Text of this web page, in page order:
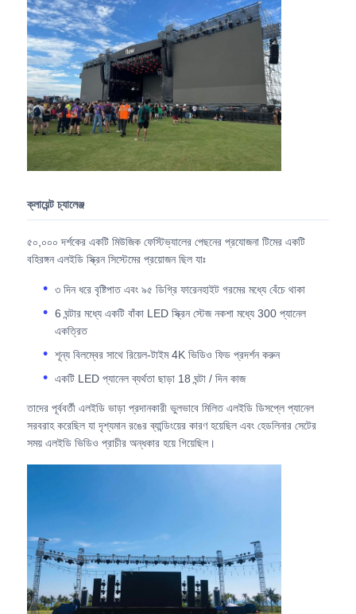
কারখানা পরিদর্শন
মান নিয়ন্ত্রণ
আমাদের সাথে যোগাযোগ করুন
খবর
মামলা
একটি উদ্ধৃতি অনুরোধ করুন
LED ভিডিও ওয়াল ডিসপ্লে
এলইডি ডিসপ্লে স্ক্রিন
কনসার্টের নেতৃত্বাধীন স্ক্রিন
সিওবি এলইডি ভিডিও প্রাচীর
স্বচ্ছ এলইডি প্রদর্শন
ক্লায়েন্ট চ্যালেঞ্জ
৫০,০০০ দর্শকের একটি মিউজিক ফেস্টিভ্যালের পেছনের প্রযোজনা টিমের একটি
বহিরঙ্গন এলইডি স্ক্রিন সিস্টেমের প্রয়োজন ছিল যাঃ
৩ দিন ধরে বৃষ্টিপাত এবং ৯৫ ডিগ্রি ফারেনহাইট গরমের মধ্যে বেঁচে থাকা
6 ঘন্টার মধ্যে একটি বাঁকা LED স্ক্রিন স্টেজ নকশা মধ্যে 300 প্যানেল
একত্রিত
শূন্য বিলম্বের সাথে রিয়েল-টাইম 4K ভিডিও ফিড প্রদর্শন করুন
একটি LED প্যানেল ব্যর্থতা ছাড়া 18 ঘন্টা / দিন কাজ
তাদের পূর্ববর্তী এলইডি ভাড়া প্রদানকারী ভুলভাবে মিলিত এলইডি ডিসপ্লে প্যানেল
সরবরাহ করেছিল যা দৃশ্যমান রঙের ব্যান্ডিংয়ের কারণ হয়েছিল এবং হেডলিনার সেটের
সময় এলইডি ভিডিও প্রাচীর অন্ধকার হয়ে গিয়েছিল।